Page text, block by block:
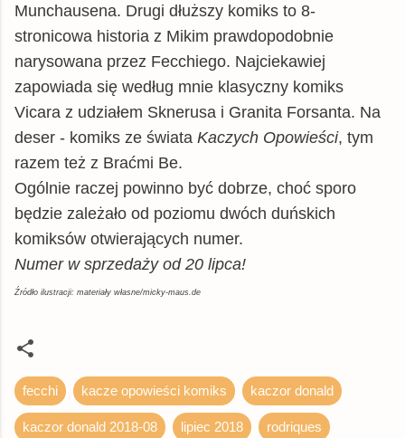
Munchausena. Drugi dłuższy komiks to 8-
stronicowa historia z Mikim prawdopodobnie
narysowana przez Fecchiego. Najciekawiej
zapowiada się według mnie klasyczny komiks
Vicara z udziałem Sknerusa i Granita Forsanta. Na
deser - komiks ze świata Kaczych Opowieści, tym
razem też z Braćmi Be.
Ogólnie raczej powinno być dobrze, choć sporo
będzie zależało od poziomu dwóch duńskich
komiksów otwierających numer.
Numer w sprzedaży od 20 lipca!
Źródło ilustracji: materiały własne/micky-maus.de
fecchi kacze opowieści komiks kaczor donald
kaczor donald 2018-08 lipiec 2018 rodriques